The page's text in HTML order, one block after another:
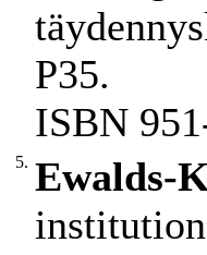
P35.
ISBN
5. Ewalds-